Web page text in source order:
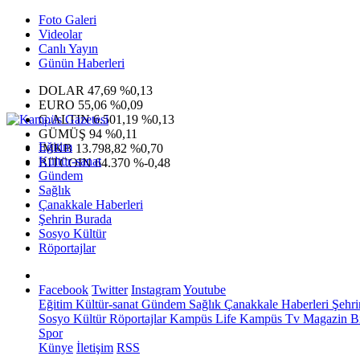
Foto Galeri
Videolar
Canlı Yayın
Günün Haberleri
DOLAR 47,69 %0,13
EURO 55,06 %0,09
G.ALTIN6.501,19 %0,13
GÜMÜŞ 94 %0,11
IMKB 13.798,82 %0,70
BITCOIN64.370 %-0,48
Eğitim
Kültür-sanat
Gündem
Sağlık
Çanakkale Haberleri
Şehrin Burada
Sosyo Kültür
Röportajlar
Facebook Twitter InstagramYoutube
Eğitim Kültür-sanat Gündem Sağlık Çanakkale Haberleri
Sosyo KültürRöportajlarKampüs Life Kampüs Tv Magazin
Spor
Künye İletişim RSS